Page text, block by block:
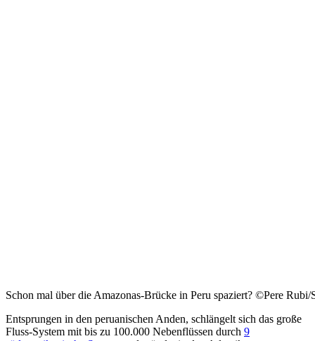
Schon mal über die Amazonas-Brücke in Peru spaziert? ©Pere Rubi/
Entsprungen in den peruanischen Anden, schlängelt sich das große
Fluss-System mit bis zu 100.000 Nebenflüssen durch 9